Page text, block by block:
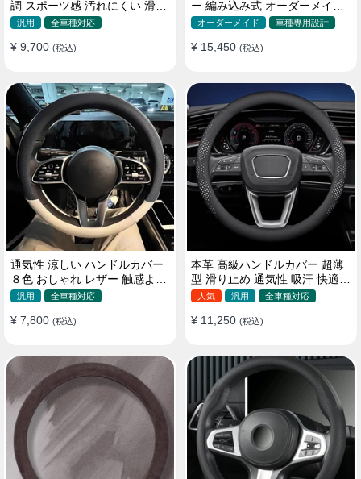
調 スポーツ感 汚れにくい 滑り
止め かっこいい 取り付け簡単
汎用 全車種対応
¥ 9,700 (税込)
ー 編み込み式 オーダーメイド
握り感抜群 操作性アップ
オーダーメイド 車種専用設計
¥ 15,450 (税込)
通気性 涼しい ハンドルカバー
８色 おしゃれ レザー 触感よく
シンブル 落ち着いた気品
汎用 全車種対応
¥ 7,800 (税込)
本革 高級ハンドルカバー 超薄
型 滑り止め 通気性 吸汗 快適
耐久性 四季汎用 35~40CM
人気 汎用 全車種対応
¥ 11,250 (税込)